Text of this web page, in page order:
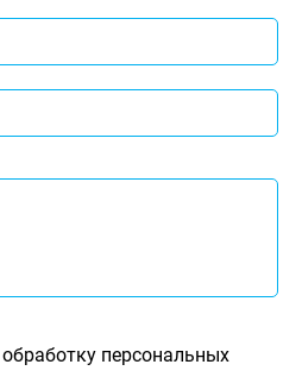
персональных